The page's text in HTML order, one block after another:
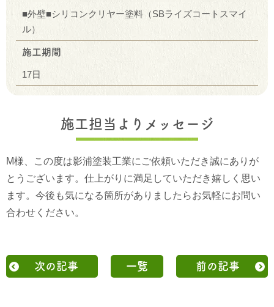
■外壁■シリコンクリヤー塗料（SBライズコートスマイ
ル）
施工期間
17日
施工担当よりメッセージ
M様、この度は影浦塗装工業にご依頼いただき誠にありが
とうございます。仕上がりに満足していただき嬉しく思い
ます。今後も気になる箇所がありましたらお気軽にお問い
合わせください。
次の記事 一覧 前の記事